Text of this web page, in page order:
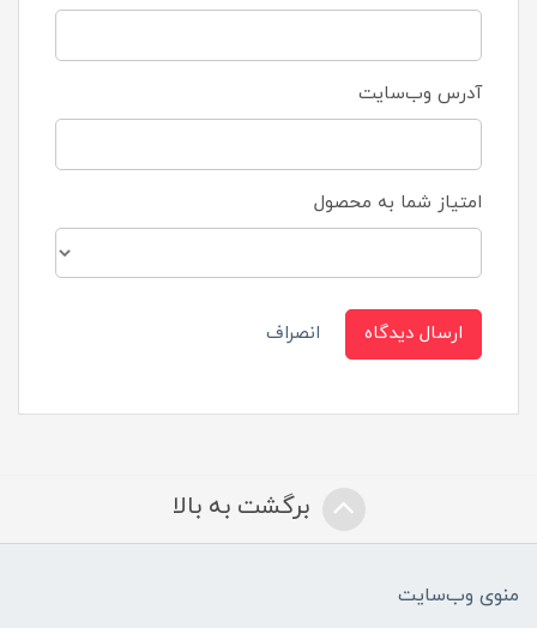
آدرس وب‌سایت
امتیاز شما به محصول
ارسال دیدگاه انصراف
برگشت به بالا
منوی وب‌سایت